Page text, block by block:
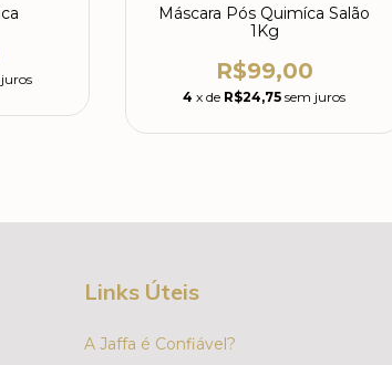
Máscara Pós Quimíca Salão
1Kg
R$99,00
4 x de R$24,75 sem juros
Links Úteis
A Jaffa é Confiável?